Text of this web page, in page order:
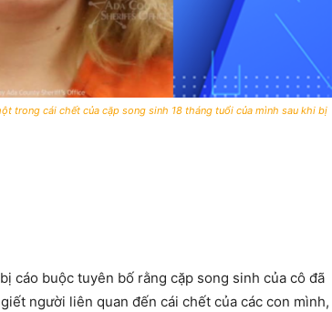
trong cái chết của cặp song sinh 18 tháng tuổi của mình sau khi bị
cáo buộc tuyên bố rằng cặp song sinh của cô đã
người liên quan đến cái chết của các con mình,